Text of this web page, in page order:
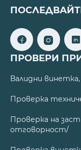
ПРОВЕРИ
Валидни
Проверка
Проверка на
отговорност/